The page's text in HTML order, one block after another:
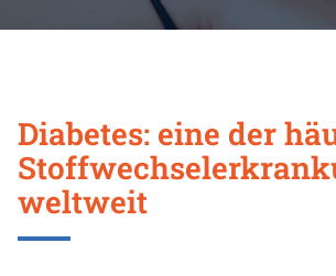
Diabetes: eine der
weltweit